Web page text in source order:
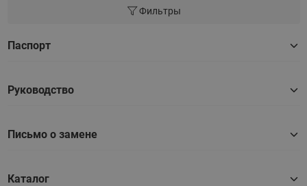
Фильтры
Паспорт
Руководство
Письмо о замене
Каталог